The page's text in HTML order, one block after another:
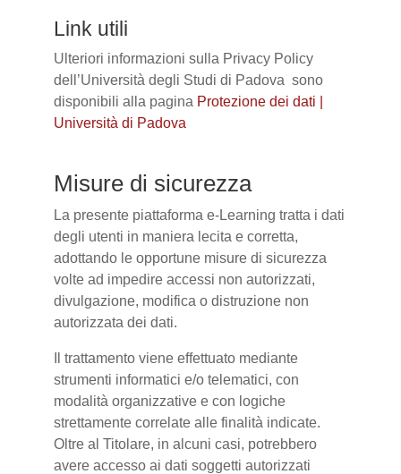
Link utili
Ulteriori informazioni sulla Privacy Policy
dell’Università degli Studi di Padova sono
disponibili alla pagina Protezione dei dati |
Università di Padova
Misure di sicurezza
La presente piattaforma e-Learning tratta i dati
degli utenti in maniera lecita e corretta,
adottando le opportune misure di sicurezza
volte ad impedire accessi non autorizzati,
divulgazione, modifica o distruzione non
autorizzata dei dati.
Il trattamento viene effettuato mediante
strumenti informatici e/o telematici, con
modalità organizzative e con logiche
strettamente correlate alle finalità indicate.
Oltre al Titolare, in alcuni casi, potrebbero
avere accesso ai dati soggetti autorizzati